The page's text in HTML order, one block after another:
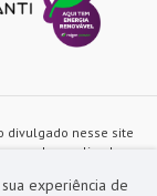
experiência de
divulgado nesse site
vendas realizadas
e são exclusivos